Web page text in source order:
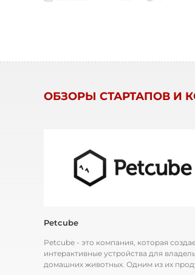
ОБЗОРЫ СТАРТАПОВ И
Petcube
Petcube - это компания, которая
интерактивные устройства для
домашних животных. Одним из их